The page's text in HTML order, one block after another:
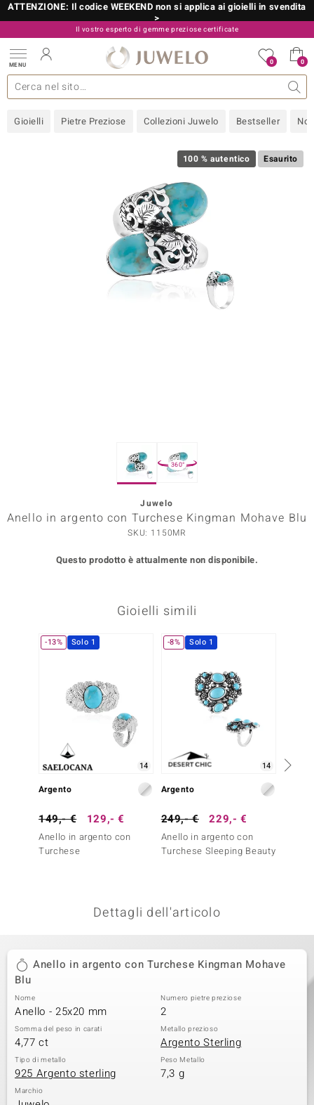
ATTENZIONE: Il codice WEEKEND non si applica ai gioielli in svendita
>
Il vostro esperto di gemme preziose certificate
800 986 787
MENU 0 0
Gioielli Pietre Preziose Collezioni Juwelo Bestseller
gioielli Design Metallo prezioso Misure anelli
più importanti Pietre preziose per colore Pietre preziose
by de Melo
Informazioni generali Approfondimenti Consigli
Acquistare in diretta Juwelo
100 % autentico Esaurito
360°
Juwelo
Anello in argento con Turchese Kingman Mohave Blu
SKU: 1150MR
Questo prodotto è attualmente non disponibile.
Gioielli simili
-13% Solo 1
14
Argento
149,- € 129,- €
Anello in argento con
Turchese
-8% Solo 1
14
Argento
249,- € 229,- €
Anello in argento con
Turchese Sleeping Beauty
Dettagli dell'articolo
Anello in argento con Turchese Kingman Mohave
Blu
Nome
Anello - 25x20 mm
Numero pietre preziose
2
Somma del peso in carati
4,77 ct
Metallo prezioso
Argento Sterling
Tipo di metallo
925 Argento sterling
Peso Metallo
7,3 g
Marchio